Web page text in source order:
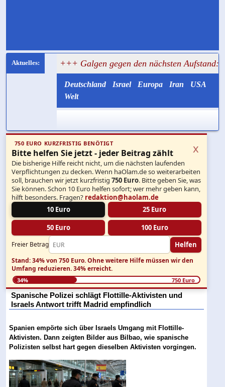
+++ Galgen gegen den nächsten Aufstand: Teheran
Deutschland Israel Europa Iran
USA
Welt
750 EURO KURZFRISTIG BENÖTIGT
Bitte helfen Sie jetzt - jeder Beitrag zählt
Die bisherige Hilfe reicht nicht, um die nächsten laufenden
Verpflichtungen zu decken. Wenn haOlam.de so weiterarbeiten
soll, brauchen wir jetzt kurzfristig750 Euro. Bitte geben Sie, was
Sie können. Schon 10 Euro helfen sofort; wer mehr geben kann,
hilft besonders. Fragen? redaktion@haolam.de
10 Euro
25 Euro
50 Euro 100 Euro
Freier Betrag Helfen
x
Stand: 34% von 750 Euro.Ohne weitere Hilfe müssen wir den
Umfang reduzieren.34% erreicht.
34% 750 Euro
Spanische Polizei schlägt Flottille-Aktivisten und
Israels Antwort trifft Madrid empfindlich
Spanien empörte sich über Israels Umgang mit Flottille-
Aktivisten. Dann zeigten Bilder aus Bilbao, wie spanische
Polizisten selbst hart gegen dieselben Aktivisten vorgingen.